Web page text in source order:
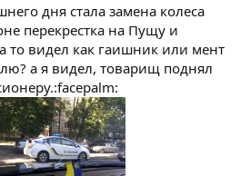
дня стала замена колеса
перекрестка на Пущу и
то видел как гаишник или мент
а я видел, товарищ поднял